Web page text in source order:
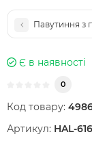
Павутиння з
Є в наявності
0
Код товару:
Артикул: HAL-